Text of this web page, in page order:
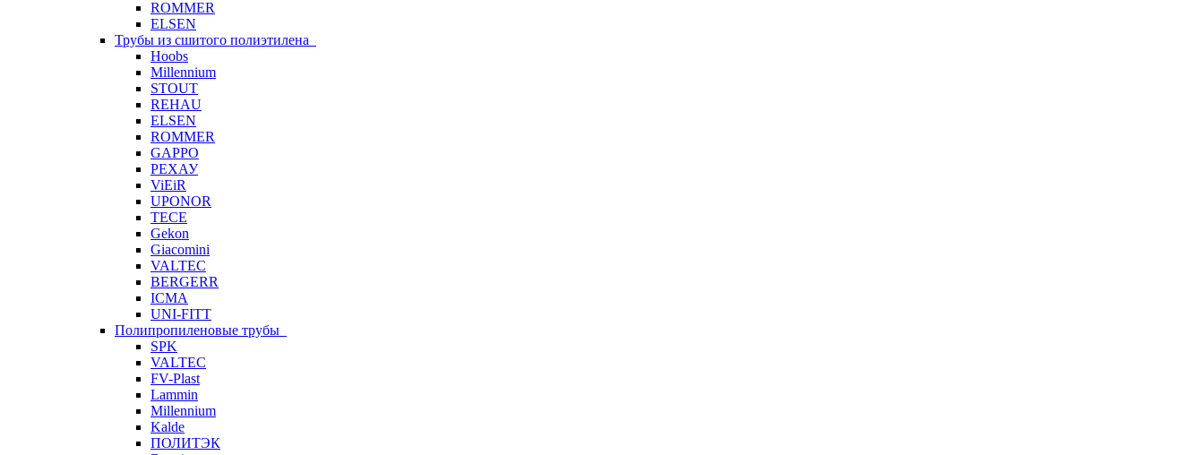
ROMMER
ELSEN
Трубы из сшитого полиэтилена
Hoobs
Millennium
STOUT
REHAU
ELSEN
ROMMER
GAPPO
РЕХАУ
ViEiR
UPONOR
TECE
Gekon
Giacomini
VALTEC
BERGERR
ICMA
UNI-FITT
Полипропиленовые трубы
SPK
VALTEC
FV-Plast
Lammin
Millennium
Kalde
ПОЛИТЭК